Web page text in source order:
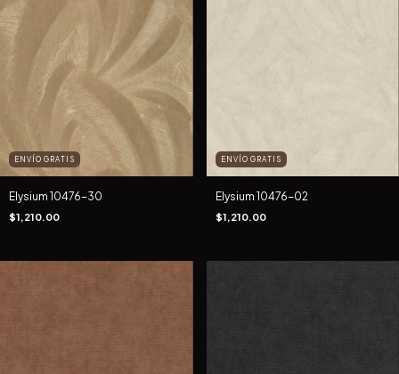
ENVÍO GRATIS
Elysium 10476-30
$1,210.00
ENVÍO GRATIS
Elysium 10476-02
$1,210.00